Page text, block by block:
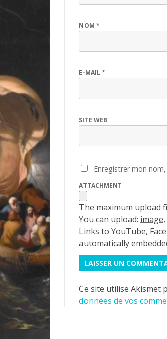
NOM *
E-MAIL*
SITE WEB
Enregistrer mon
ATTACHMENT
The maximum upload
You can upload: image,
Links to YouTube,
automatically
Ce site utilise Akismet
données de vos